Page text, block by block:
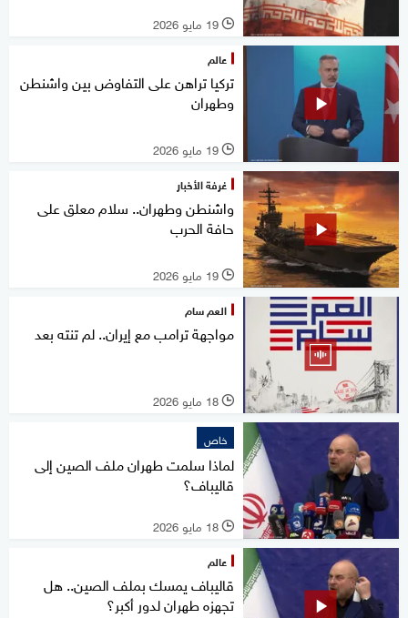
l 19 مايو 2026
عالم
تركيا تراهن على التفاوض بين واشنطن
وطهران
l 19 مايو 2026
غرفة الأخبار
واشنطن وطهران.. سلام معلق على
حافة الحرب
l 19 مايو 2026
العم سام
مواجهة ترامب مع إيران.. لم تنته بعد
l 18 مايو 2026
خاص
لماذا سلمت طهران ملف الصين إلى
قاليباف؟
l 18 مايو 2026
عالم
قاليباف يمسك بملف الصين.. هل
تجهزه طهران لدور أكبر؟